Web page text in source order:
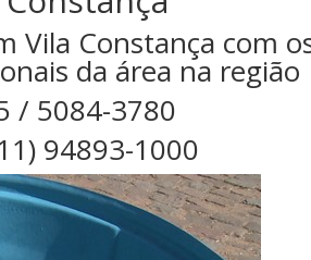
Vila Constança com
da área na região
/ 5084-3780
94893-1000